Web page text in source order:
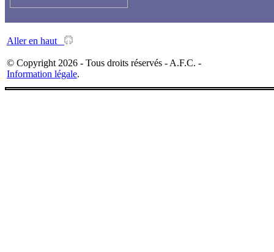
Aller en haut
© Copyright 2026 - Tous droits réservés - A.F.C. -
Information légale.